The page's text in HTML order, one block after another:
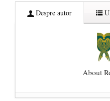
Despre autor
About